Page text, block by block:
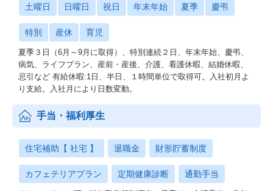
土曜日 日曜日 祝日 年末年始 夏季 慶弔
特別 産休 育児
夏季３日（6月～9月に取得）、特別連続２日、年末年始、慶弔、
病気、ライフプラン、産前・産後、介護、看護休暇、結婚休暇、
忌引など 有給休暇:1日、半日、１時間単位で取得可。入社初月よ
り支給。入社月により日数変動。
手当・福利厚生
住宅補助【 社宅 】 退職金 財形貯蓄制度
カフェテリアプラン 定期健康診断 通勤手当